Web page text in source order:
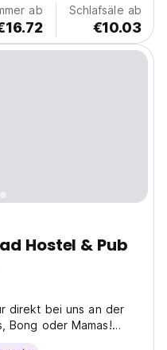
ab Schlafsäle ab
€10.03
Hostel & Pub
direkt bei uns an der
Bong oder Mamas!
kleinen Gasse